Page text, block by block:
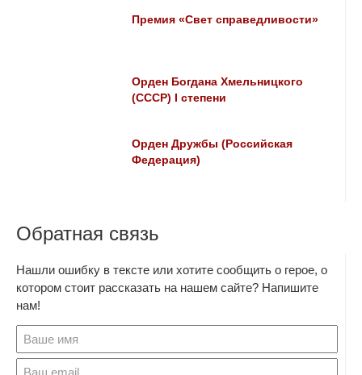
Премия «Свет справедливости»
Орден Богдана Хмельницкого
(СССР) I степени
Орден Дружбы (Российская
Федерация)
Обратная связь
Нашли ошибку в тексте или хотите сообщить о герое, о
котором стоит рассказать на нашем сайте? Напишите
нам!